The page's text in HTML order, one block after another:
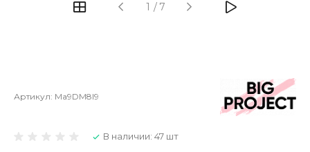
1 / 7
Артикул: Ma9DM8I9
В наличии: 47 шт